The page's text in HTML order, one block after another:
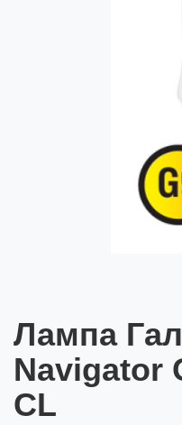
Лампа
Navigator
CL